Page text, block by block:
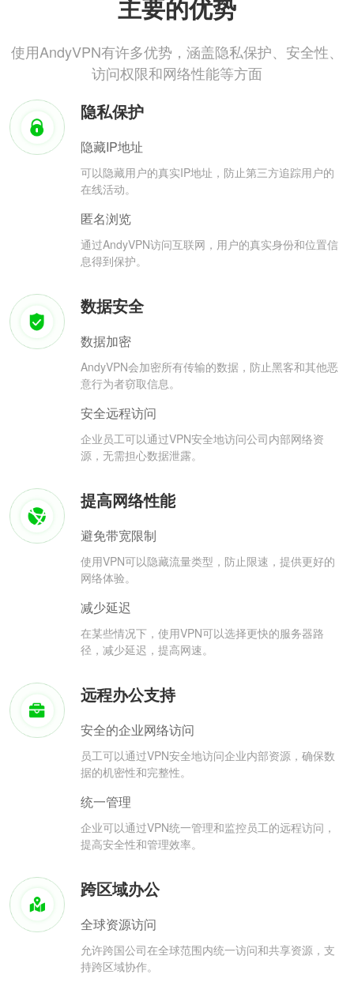
主要的优势
使用AndyVPN有许多优势，涵盖隐私保护、安全性、
访问权限和网络性能等方面
隐私保护
隐藏IP地址
可以隐藏用户的真实IP地址，防止第三方追踪用户的
在线活动。
匿名浏览
通过AndyVPN访问互联网，用户的真实身份和位置信
息得到保护。
数据安全
数据加密
AndyVPN会加密所有传输的数据，防止黑客和其他恶
意行为者窃取信息。
安全远程访问
企业员工可以通过VPN安全地访问公司内部网络资
源，无需担心数据泄露。
提高网络性能
避免带宽限制
使用VPN可以隐藏流量类型，防止限速，提供更好的
网络体验。
减少延迟
在某些情况下，使用VPN可以选择更快的服务器路
径，减少延迟，提高网速。
远程办公支持
安全的企业网络访问
员工可以通过VPN安全地访问企业内部资源，确保数
据的机密性和完整性。
统一管理
企业可以通过VPN统一管理和监控员工的远程访问，
提高安全性和管理效率。
跨区域办公
全球资源访问
允许跨国公司在全球范围内统一访问和共享资源，支
持跨区域协作。